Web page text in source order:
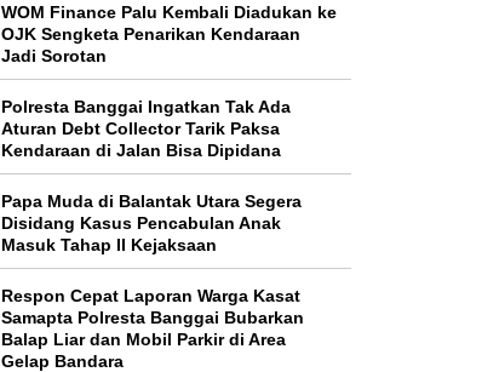
WOM Finance Palu Kembali Diadukan ke
OJK Sengketa Penarikan Kendaraan
Jadi Sorotan
Polresta Banggai Ingatkan Tak Ada
Aturan Debt Collector Tarik Paksa
Kendaraan di Jalan Bisa Dipidana
Papa Muda di Balantak Utara Segera
Disidang Kasus Pencabulan Anak
Masuk Tahap II Kejaksaan
Respon Cepat Laporan Warga Kasat
Samapta Polresta Banggai Bubarkan
Balap Liar dan Mobil Parkir di Area
Gelap Bandara